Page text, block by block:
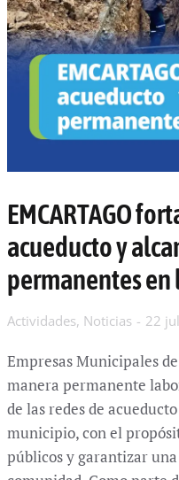
EMCARTAGO
acueducto y
permanentes en
Actividades, Noticias 22
Empresas Municipales
manera permanente
de las redes de
municipio, con el
públicos y garantizar